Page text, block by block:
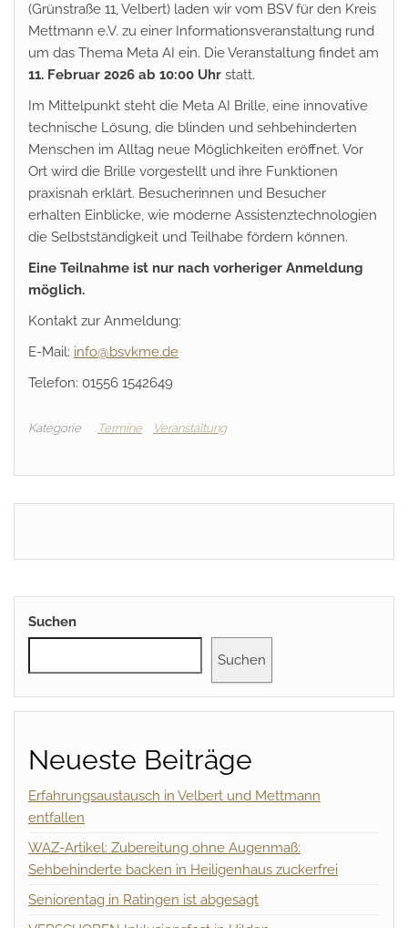
(Grünstraße 11, Velbert) laden wir vom BSV für den Kreis
Mettmann e.V. zu einer Informationsveranstaltung rund
um das Thema Meta AI ein. Die Veranstaltung findet am
11. Februar 2026 ab 10:00 Uhr statt.
Im Mittelpunkt steht die Meta AI Brille, eine innovative
technische Lösung, die blinden und sehbehinderten
Menschen im Alltag neue Möglichkeiten eröffnet. Vor
Ort wird die Brille vorgestellt und ihre Funktionen
praxisnah erklärt. Besucherinnen und Besucher
erhalten Einblicke, wie moderne Assistenztechnologien
die Selbstständigkeit und Teilhabe fördern können.
Eine Teilnahme ist nur nach vorheriger Anmeldung
möglich.
Kontakt zur Anmeldung:
E-Mail: info@bsvkme.de
Telefon: 01556 1542649
Kategorie Termine Veranstaltung
Suchen
Suchen
Neueste Beiträge
Erfahrungsaustausch in Velbert und Mettmann
entfallen
WAZ-Artikel: Zubereitung ohne Augenmaß:
Sehbehinderte backen in Heiligenhaus zuckerfrei
Seniorentag in Ratingen ist abgesagt